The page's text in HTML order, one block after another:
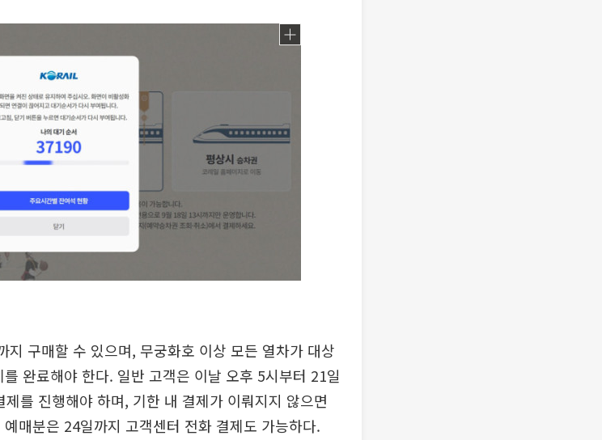
구매할 수 있으며, 무궁화호 이상 모든 열차가 대상
완료해야 한다. 일반 고객은 이날 오후 5시부터 21일
를 진행해야 하며, 기한 내 결제가 이뤄지지 않으면
매분은 24일까지 고객센터 전화 결제도 가능하다.